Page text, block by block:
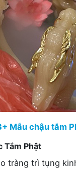
Mẫu chậu tắm
Tắm Phật
tràng trì tụng